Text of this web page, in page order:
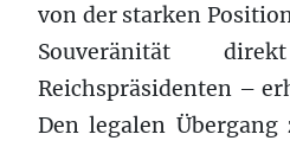
von der starken
Souveränität
Reichspräsidenten –
Den legalen